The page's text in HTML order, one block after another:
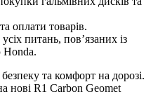
оплати товарів.
питань, пов’язаних із
Honda.
та комфорт на дорозі.
нові R1 Carbon Geomet